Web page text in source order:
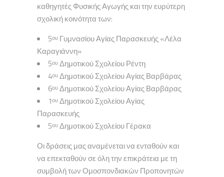
καθηγητές Φυσικής Αγωγής και την ευρύτερη
σχολική κοινότητα των:
5ου Γυμνασίου Αγίας Παρασκευής «Λέλα
Καραγιάννη»
5ουΔημοτικού Σχολείου Ρέντη
4ουΔημοτικού Σχολείου Αγίας Βαρβάρας
6ουΔημοτικού Σχολείου Αγίας Βαρβάρας
1ουΔημοτικού Σχολείου Αγίας
Παρασκευής
5ουΔημοτικού Σχολείου Γέρακα
Οι δράσεις μας αναμένεται να ενταθούν και
να επεκταθούν σε όλη την επικράτεια με τη
συμβολή των Ομοσπονδιακών Προπονητών